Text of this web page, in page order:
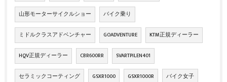
山形モーターサイクルショー バイク乗り
ミドルクラスアドベンチャー GOADVENTURE KTM正規ディーラー
HQV正規ディーラー CBR600RR SVARTPILEN401
セラミックコーティング GSXR1000 GSXR1000R バイク女子